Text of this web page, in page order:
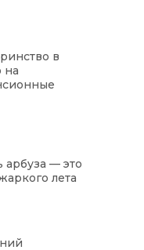
в
на
арбуза — это
лета